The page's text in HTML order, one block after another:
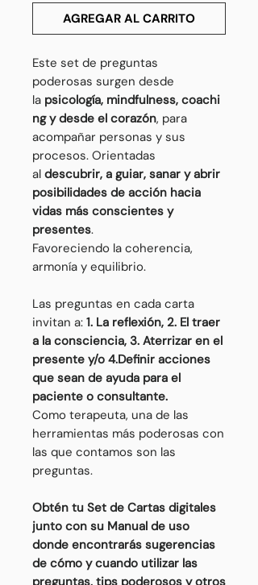
AGREGAR AL CARRITO
Este set de preguntas
poderosas surgen desde
la psicología, mindfulness, coachi
ng y desde el corazón, para
acompañar personas y sus
procesos. Orientadas
al descubrir, a guiar, sanar y abrir
posibilidades de acción hacia
vidas más conscientes y
presentes.
Favoreciendo la coherencia,
armonía y equilibrio.
Las preguntas en cada carta
invitan a: 1. La reflexión, 2. El traer
a la consciencia, 3. Aterrizar en el
presente y/o 4.Definir acciones
que sean de ayuda para el
paciente o consultante.
Como terapeuta, una de las
herramientas más poderosas con
las que contamos son las
preguntas.
Obtén tu Set de Cartas digitales
junto con su Manual de uso
donde encontrarás sugerencias
de cómo y cuando utilizar las